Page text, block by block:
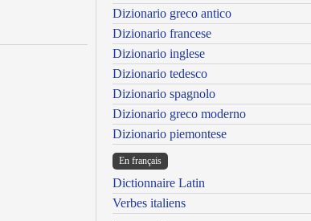
Dizionario greco antico
Dizionario francese
Dizionario inglese
Dizionario tedesco
Dizionario spagnolo
Dizionario greco moderno
Dizionario piemontese
En français
Dictionnaire Latin
Verbes italiens